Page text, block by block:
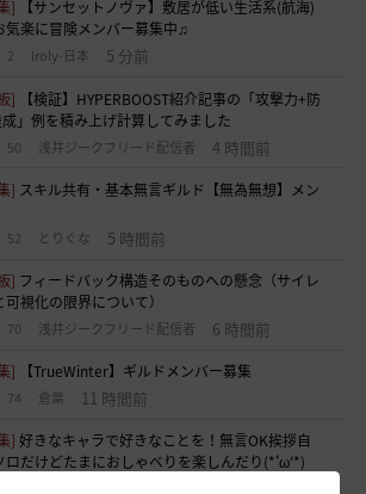
]
【サンセットノヴァ】敷居が低い生活系(航海)
楽に冒険メンバー募集中♫
2 Iroly-日本 5 分前
]
【検証】HYPERBOOST紹介記事の「攻撃力+防
」例を積み上げ計算してみました
50 浅井ジークフリード配信者 4 時間前
] スキル共有・基本無言ギルド【無為無想】メン
52 とりぐな 5 時間前
] フィードバック構造そのものへの懸念（サイレ
視化の限界について）
70 浅井ジークフリード配信者 6 時間前
] 【TrueWinter】ギルドメンバー募集
74 倉葉 11 時間前
]好きなキャラで好きなことを！無言OK挨拶自
ロだけどたまにおしゃべりを楽しんだり(*'ω'*)